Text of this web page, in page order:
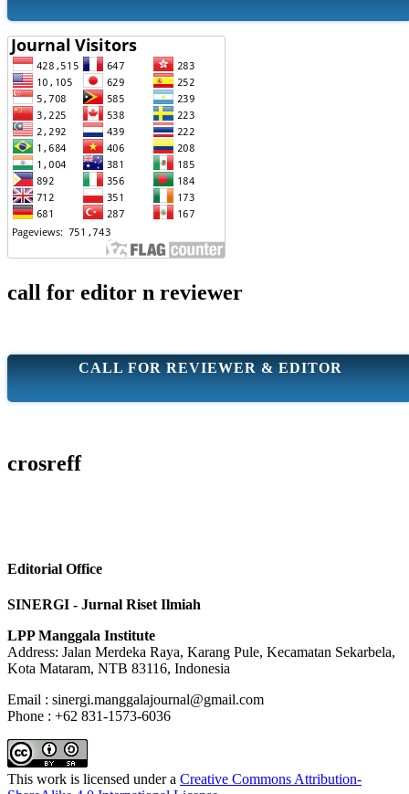
call for editor n reviewer
CALL FOR REVIEWER & EDITOR
crosreff
Editorial Office
SINERGI - Jurnal Riset Ilmiah
LPP Manggala Institute
Address: Jalan Merdeka Raya, Karang Pule, Kecamatan Sekarbela,
Kota Mataram, NTB 83116, Indonesia
Email : sinergi.manggalajournal@gmail.com
Phone : +62 831-1573-6036
This work is licensed under a Creative Commons Attribution-